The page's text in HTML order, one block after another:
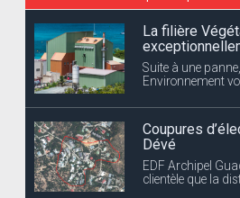
La filière
Suite à une
Environnement
Coupures
Dévé
EDF Archipel
clientèle que la